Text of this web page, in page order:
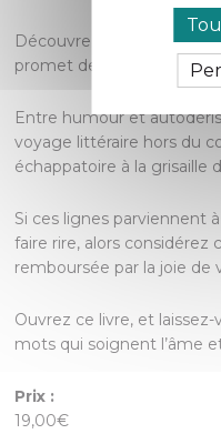
Découvrez un recueil de
promet de vous arracher
Entre humour et
voyage littéraire hors du
échappatoire à la grisaille
Si ces lignes parviennent
faire rire, alors
remboursée par la joie de
Ouvrez ce livre, et
mots qui soignent l’âme
Prix :
19,00€